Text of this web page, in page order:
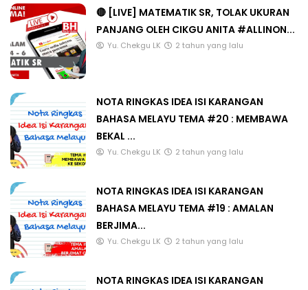
🔴 [LIVE] MATEMATIK SR, TOLAK UKURAN
PANJANG OLEH CIKGU ANITA #ALLINON...
Yu. Chekgu LK 2 tahun yang lalu
NOTA RINGKAS IDEA ISI KARANGAN
BAHASA MELAYU TEMA #20 : MEMBAWA
BEKAL ...
Yu. Chekgu LK 2 tahun yang lalu
NOTA RINGKAS IDEA ISI KARANGAN
BAHASA MELAYU TEMA #19 : AMALAN
BERJIMA...
Yu. Chekgu LK 2 tahun yang lalu
NOTA RINGKAS IDEA ISI KARANGAN